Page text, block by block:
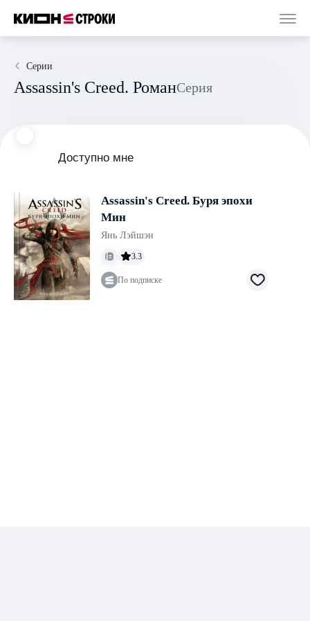
Серии
Assassin's Creed. Роман Серия
Доступно мне
Assassin's Creed. Буря эпохи
Мин
Янь Лэйшэн
3.3
По подписке